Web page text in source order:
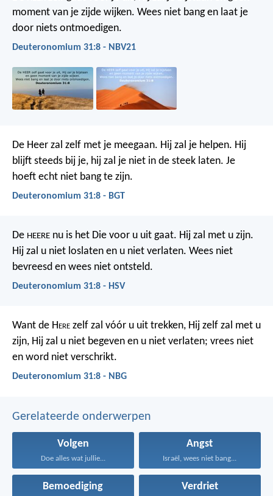
moment van je zijde wijken. Wees niet bang en laat je
door niets ontmoedigen.
Deuteronomium 31:8 - NBV21
De Heer zal zelf met je meegaan. Hij zal je helpen. Hij
blijft steeds bij je, hij zal je niet in de steek laten. Je
hoeft echt niet bang te zijn.
Deuteronomium 31:8 - BGT
De HEERE nu is het Die voor u uit gaat. Hij zal met u zijn.
Hij zal u niet loslaten en u niet verlaten. Wees niet
bevreesd en wees niet ontsteld.
Deuteronomium 31:8 - HSV
Want de Here zelf zal vóór u uit trekken, Hij zelf zal met u
zijn, Hij zal u niet begeven en u niet verlaten; vrees niet
en word niet verschrikt.
Deuteronomium 31:8 - NBG
Gerelateerde onderwerpen
Volgen
Doe alles wat jullie...
Angst
Israël, wees niet bang...
Bemoediging Verdriet